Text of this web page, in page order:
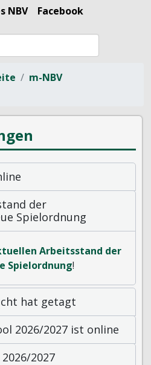
NBV
Facebook
m-NBV
der
Spielordnung
Arbeitsstand der
Spielordnung!
hat getagt
2026/2027 ist online
2027